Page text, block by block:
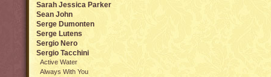
Sarah Jessica Parker
Sean John
Serge Dumonten
Serge Lutens
Sergio Nero
Sergio Tacchini
Active Water
Always With You